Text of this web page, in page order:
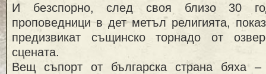
И безспорно, след своя близо 30
проповедници в дет метъл религията,
предизвикат същинско торнадо от
сцената.
Вещ съпорт от българска страна бяха –